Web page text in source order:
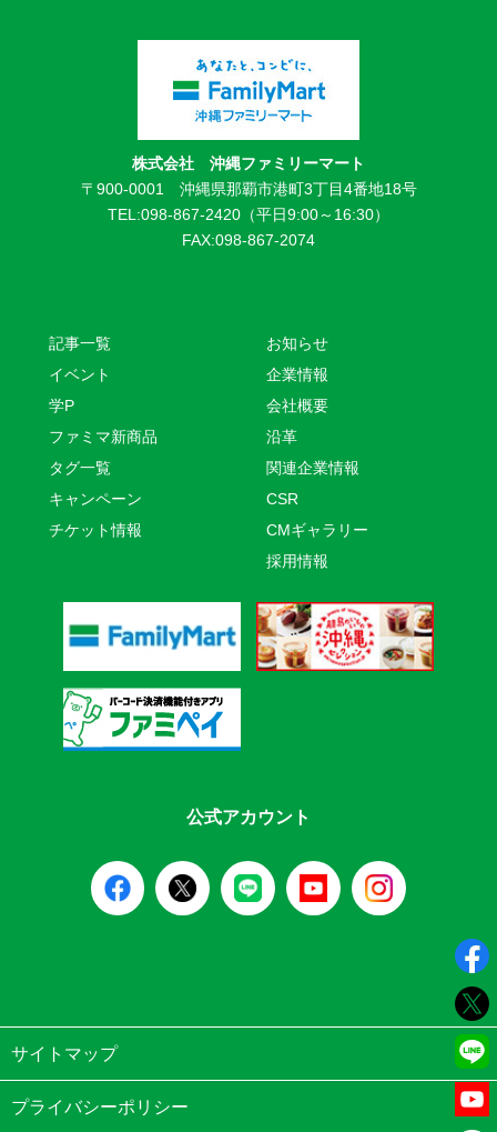
株式会社 沖縄ファミリーマート
〒900-0001 沖縄県那覇市港町3丁目4番地18号
TEL:098-867-2420（平日9:00～16:30）
FAX:098-867-2074
記事一覧
イベント
学P
ファミマ新商品
タグ一覧
キャンペーン
チケット情報
お知らせ
企業情報
会社概要
沿革
関連企業情報
CSR
CMギャラリー
採用情報
公式アカウント
サイトマップ
プライバシーポリシー